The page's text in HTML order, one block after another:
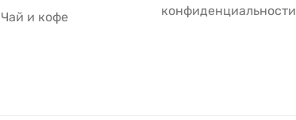
Чай и кофе
конфиденциальности